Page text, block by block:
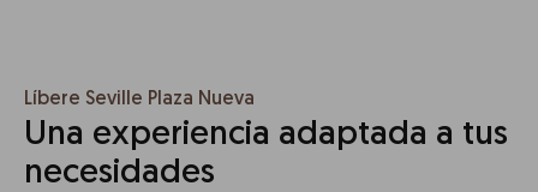
Líbere Seville Plaza Nueva
Una experiencia adaptada a tus
necesidades